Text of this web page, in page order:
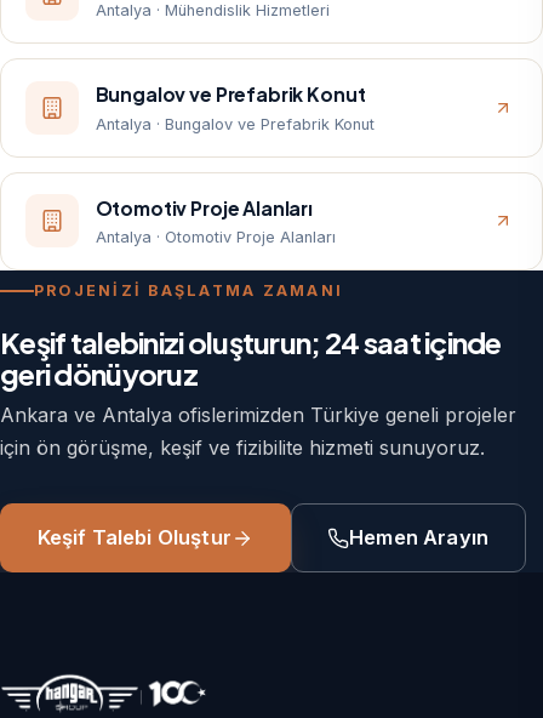
Antalya · Mühendislik Hizmetleri
Bungalov ve Prefabrik Konut
Antalya · Bungalov ve Prefabrik Konut
Otomotiv Proje Alanları
Antalya · Otomotiv Proje Alanları
PROJENİZİ BAŞLATMA ZAMANI
Keşif talebinizi oluşturun; 24 saat içinde
geri dönüyoruz
Ankara ve Antalya ofislerimizden Türkiye geneli projeler
için ön görüşme, keşif ve fizibilite hizmeti sunuyoruz.
Keşif Talebi Oluştur Hemen Arayın